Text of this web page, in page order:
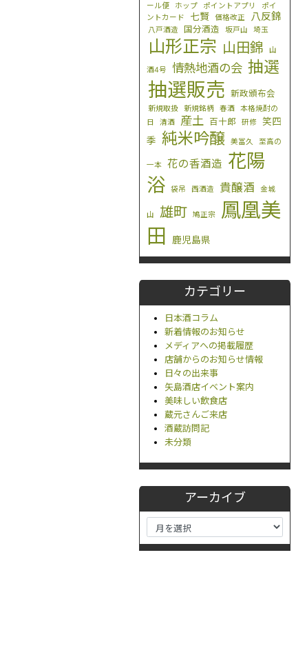
ール便
ホップ ポイントアプリ
ポイ
ントカード
七賢 価格改正 八反錦
八戸酒造 国分酒造 坂戸山 埼玉
山形正宗 山田錦 山
酒4号 情熱地酒の会 抽選
抽選販売 新政頒布会
新規取扱 新規銘柄 春酒
本格焼酎の
日
清酒 産土 百十郎 研修
笑四
季 純米吟醸 美冨久 至高の
一本 花の香酒造 花陽
浴
袋吊 西酒造 貴醸酒 金城
山 雄町 鳩正宗
鳳凰美
田
鹿児島県
カテゴリー
日本酒コラム
新着情報のお知らせ
メディアへの掲載履歴
店舗からのお知らせ情報
日々の出来事
矢島酒店イベント案内
美味しい飲食店
蔵元さんご来店
酒蔵訪問記
未分類
アーカイブ